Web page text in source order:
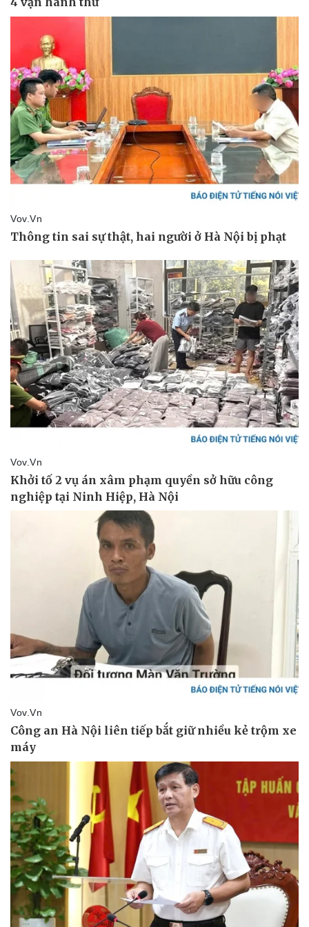
Doanh nghiệp
Thông tin doanh nghiệp
Doanh nghiệp 24h
Doanh nhân
Vì cộng đồng
Công nghệ
Sành điệu
Tin Công nghệ
Trải nghiệm
Chuyển đổi số